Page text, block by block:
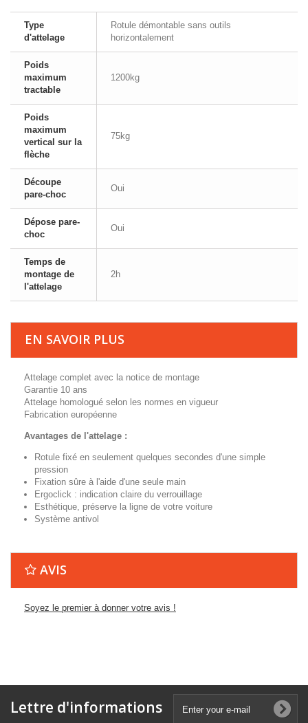
Type
d'attelage
Rotule démontable sans outils
horizontalement
Poids
maximum
tractable
1200kg
Poids
maximum
vertical sur la
flèche
75kg
Découpe
pare-choc
Oui
Dépose pare-
choc
Oui
Temps de
montage de
l'attelage
2h
EN SAVOIR PLUS
Attelage complet avec la notice de montage
Garantie 10 ans
Attelage homologué selon les normes en vigueur
Fabrication européenne
Avantages de l'attelage :
Rotule fixé en seulement quelques secondes d'une simple
pression
Fixation sûre à l'aide d'une seule main
Ergoclick : indication claire du verrouillage
Esthétique, préserve la ligne de votre voiture
Système antivol
AVIS
Soyez le premier à donner votre avis !
Lettre d'informations